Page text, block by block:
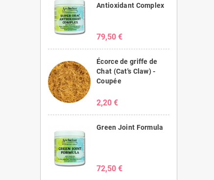
Antioxidant Complex
79,50 €
Écorce de griffe de
Chat (Cat's Claw) -
Coupée
2,20 €
Green Joint Formula
72,50 €